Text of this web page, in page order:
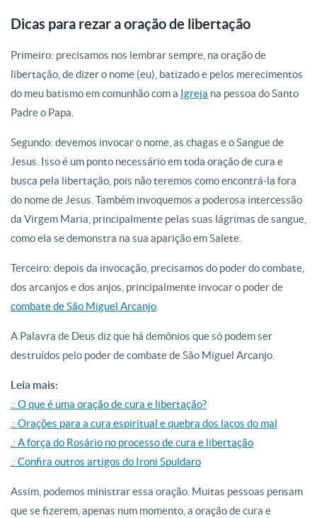
Dicas para rezar a oração de libertação
Primeiro: precisamos nos lembrar sempre, na oração de
libertação, de dizer o nome (eu), batizado e pelos merecimentos
do meu batismo em comunhão com a Igreja na pessoa do Santo
Padre o Papa.
Segundo: devemos invocar o nome, as chagas e o Sangue de
Jesus. Isso é um ponto necessário em toda oração de cura e
busca pela libertação, pois não teremos como encontrá-la fora
do nome de Jesus. Também invoquemos a poderosa intercessão
da Virgem Maria, principalmente pelas suas lágrimas de sangue,
como ela se demonstra na sua aparição em Salete.
Terceiro: depois da invocação, precisamos do poder do combate,
dos arcanjos e dos anjos, principalmente invocar o poder de
combate de São Miguel Arcanjo
A Palavra de Deus diz que há demônios que só podem ser
destruídos pelo poder de combate de São Miguel Arcanjo.
Leia mais:
.: O que é uma oração de cura e libertação?
.: Orações para a cura espiritual e quebra dos laços do mal
.: A força do Rosário no processo de cura e libertação
.: Confira outros artigos do Ironi Spuldaro
Assim, podemos ministrar essa oração. Muitas pessoas pensam
que se fizerem, apenas num momento, a oração de cura e